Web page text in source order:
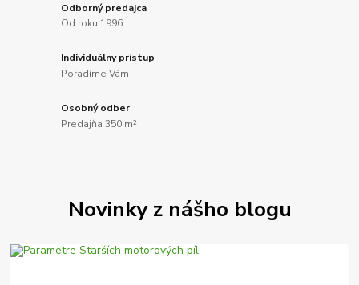
Odborný predajca
Od roku 1996
Individuálny prístup
Poradíme Vám
Osobný odber
Predajňa 350 m²
Novinky z nášho blogu